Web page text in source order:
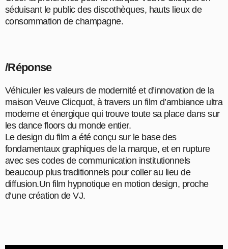
séduisant le public des discothèques, hauts lieux de
consommation de champagne.
/Réponse
Véhiculer les valeurs de modernité et d’innovation de la
maison Veuve Clicquot, à travers un film d’ambiance ultra
moderne et énergique qui trouve toute sa place dans sur
les dance floors du monde entier.
Le design du film a été conçu sur le base des
fondamentaux graphiques de la marque, et en rupture
avec ses codes de communication institutionnels
beaucoup plus traditionnels pour coller au lieu de
diffusion.Un film hypnotique en motion design, proche
d’une création de VJ.